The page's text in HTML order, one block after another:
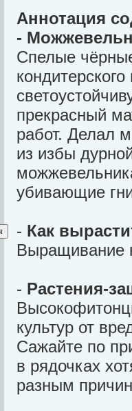
Аннотация
-
Спелые
прекрасный
работ. Делал
из избы
убивающие
- Как
Выращивание
- Растения-
культур от
Сажайте по
в рядочках
разным